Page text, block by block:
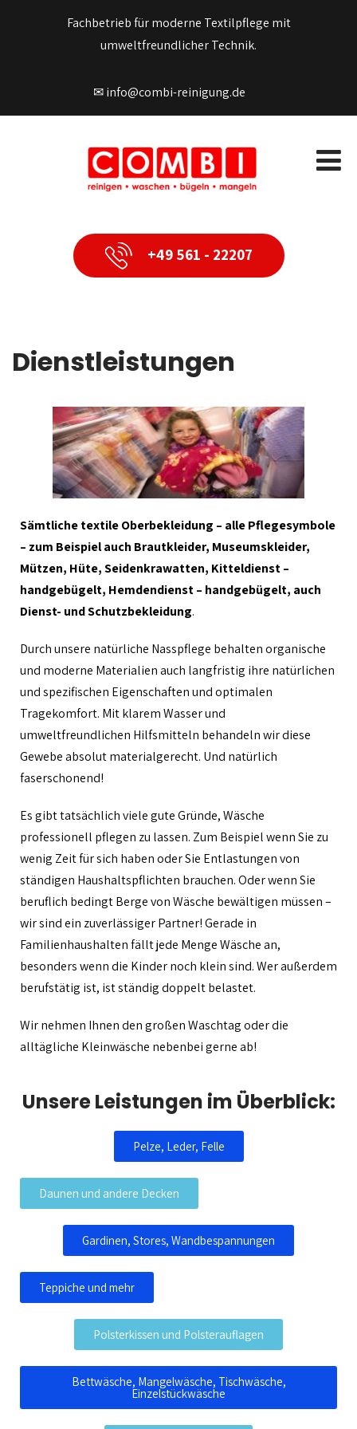
Fachbetrieb für moderne Textilpflege mit
umweltfreundlicher Technik.
✉ info@combi-reinigung.de
+49 561 - 22207
Dienstleistungen
Sämtliche textile Oberbekleidung – alle Pflegesymbole
– zum Beispiel auch Brautkleider, Museumskleider,
Mützen, Hüte, Seidenkrawatten, Kitteldienst –
handgebügelt, Hemdendienst – handgebügelt, auch
Dienst- und Schutzbekleidung.
Durch unsere natürliche Nasspflege behalten organische
und moderne Materialien auch langfristig ihre natürlichen
und spezifischen Eigenschaften und optimalen
Tragekomfort. Mit klarem Wasser und
umweltfreundlichen Hilfsmitteln behandeln wir diese
Gewebe absolut materialgerecht. Und natürlich
faserschonend!
Es gibt tatsächlich viele gute Gründe, Wäsche
professionell pflegen zu lassen. Zum Beispiel wenn Sie zu
wenig Zeit für sich haben oder Sie Entlastungen von
ständigen Haushaltspflichten brauchen. Oder wenn Sie
beruflich bedingt Berge von Wäsche bewältigen müssen –
wir sind ein zuverlässiger Partner! Gerade in
Familienhaushalten fällt jede Menge Wäsche an,
besonders wenn die Kinder noch klein sind. Wer außerdem
berufstätig ist, ist ständig doppelt belastet.
Wir nehmen Ihnen den großen Waschtag oder die
alltägliche Kleinwäsche nebenbei gerne ab!
Unsere Leistungen im Überblick:
Pelze, Leder, Felle
Daunen und andere Decken
Gardinen, Stores, Wandbespannungen
Teppiche und mehr
Polsterkissen und Polsterauflagen
Bettwäsche, Mangelwäsche, Tischwäsche,
Einzelstückwäsche